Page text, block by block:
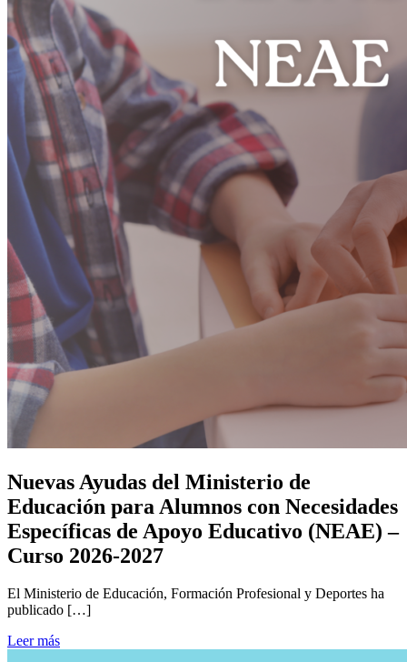
Nuevas Ayudas del Ministerio de
Educación para Alumnos con Necesidades
Específicas de Apoyo Educativo (NEAE) –
Curso 2026-2027
El Ministerio de Educación, Formación Profesional y Deportes ha
publicado […]
Leer más